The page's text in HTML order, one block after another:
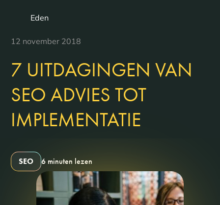
Eden
12 november 2018
7 UITDAGINGEN VAN
SEO ADVIES TOT
IMPLEMENTATIE
SEO 6 minuten lezen